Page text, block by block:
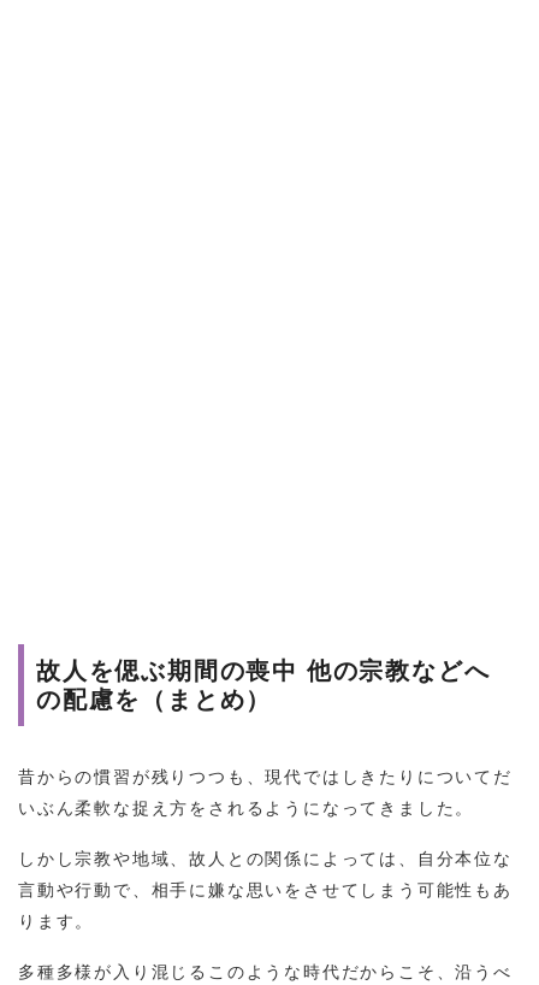
故人を偲ぶ期間の喪中 他の宗教などへ
の配慮を（まとめ）
昔からの慣習が残りつつも、現代ではしきたりについてだ
いぶん柔軟な捉え方をされるようになってきました。
しかし宗教や地域、故人との関係によっては、自分本位な
言動や行動で、相手に嫌な思いをさせてしまう可能性もあ
ります。
多種多様が入り混じるこのような時代だからこそ、沿うべ